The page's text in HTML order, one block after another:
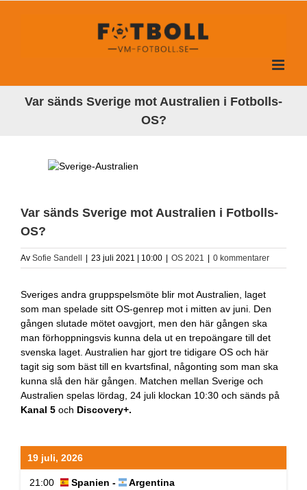
Var sänds Sverige mot Australien i Fotbolls-
OS?
Var sänds Sverige mot Australien i Fotbolls-
OS?
Av Sofie Sandell | 23 juli 2021 | 10:00 | OS 2021 | 0 kommentarer
Sveriges andra gruppspelsmöte blir mot Australien, laget
som man spelade sitt OS-genrep mot i mitten av juni. Den
gången slutade mötet oavgjort, men den här gången ska
man förhoppningsvis kunna dela ut en trepoängare till det
svenska laget. Australien har gjort tre tidigare OS och här
tagit sig som bäst till en kvartsfinal, någonting som man ska
kunna slå den här gången. Matchen mellan Sverige och
Australien spelas lördag, 24 juli klockan 10:30 och sänds på
Kanal 5 och Discovery+.
19 juli, 2026
21:00 Spanien -
Argentina